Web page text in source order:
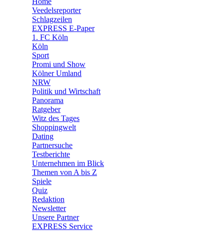
🛒 Shoppingwelt
Veedelsreporter
Schlagzeilen
EXPRESS E-Paper
1. FC Köln
Köln
Sport
Promi und Show
Kölner Umland
NRW
Politik und Wirtschaft
Panorama
Ratgeber
Witz des Tages
Shoppingwelt
Dating
Partnersuche
Testberichte
Unternehmen im Blick
Themen von A bis Z
Spiele
Quiz
Redaktion
Newsletter
Unsere Partner
EXPRESS Service